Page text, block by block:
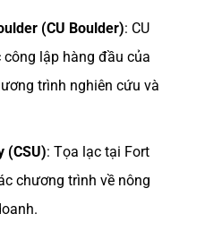
(CU Boulder): CU
lập hàng đầu của
trình nghiên cứu và
(CSU): Tọa lạc tại Fort
chương trình về nông